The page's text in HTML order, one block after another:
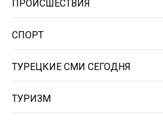
ПРОИСШЕСТВИЯ
СПОРТ
ТУРЕЦКИЕ СМИ СЕГОДНЯ
ТУРИЗМ